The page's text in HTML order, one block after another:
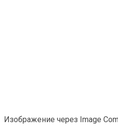
Изображение через Image